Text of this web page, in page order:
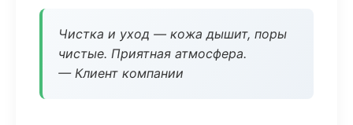
Чистка и уход — кожа дышит, поры
чистые. Приятная атмосфера.
— Клиент компании